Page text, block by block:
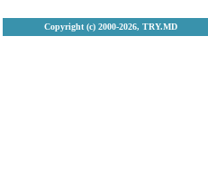
Copyright (с) 2000-2026, TRY.MD